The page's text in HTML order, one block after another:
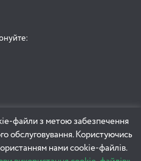
файли з метою забезпечення
обслуговування. Користуючись
нами cookie-файлів.